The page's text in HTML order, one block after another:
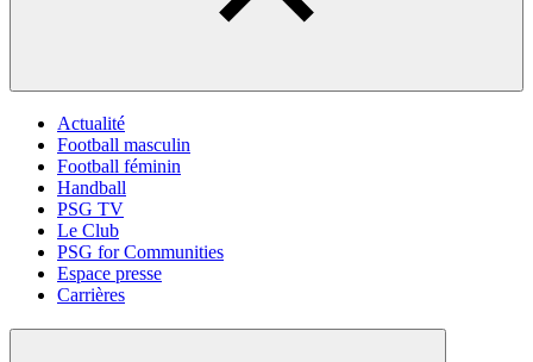
Actualité
Football masculin
Football féminin
Handball
PSG TV
Le Club
PSG for Communities
Espace presse
Carrières